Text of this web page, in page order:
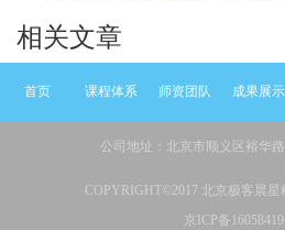
相关文章
首页 课程体系 师资团队 成果展示
公司地址：北京市顺义区裕华
COPYRIGHT©2017 北京极客晨星
京ICP备